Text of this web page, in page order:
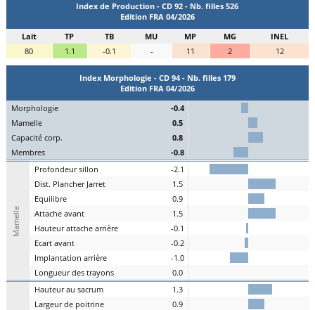
Index de Production - CD 92 - Nb. filles 526
Edition FRA 04/2026
Lait
TP TB MU MP MG
INEL
80
1.1 -0.1 - 11 2 12
Index Morphologie - CD 94 - Nb. filles 179
Edition FRA 04/2026
Morphologie
-0.4
Mamelle
0.5
Capacité corp.
0.8
Membres -0.8
Mamelle
Profondeursillon
-2.1
Dist. Plancher Jarret
1.5
Equilibre
0.9
Attache avant
1.5
Hauteurattache arrière
-0.1
Ecart avant
-0.2
Implantation arrière
-1.0
Longueur des trayons 0.0
Hauteur au sacrum
1.3
Largeur de poitrine
0.9